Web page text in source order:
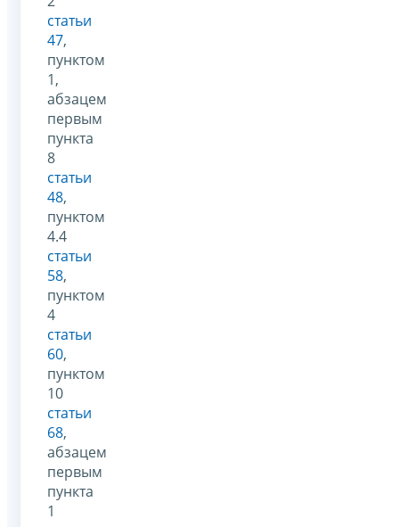
статьи
47,
пунктом
1,
абзацем
первым
пункта
8
статьи
48,
пунктом
4.4
статьи
58,
пунктом
4
статьи
60,
пунктом
10
статьи
68,
абзацем
первым
пункта
1